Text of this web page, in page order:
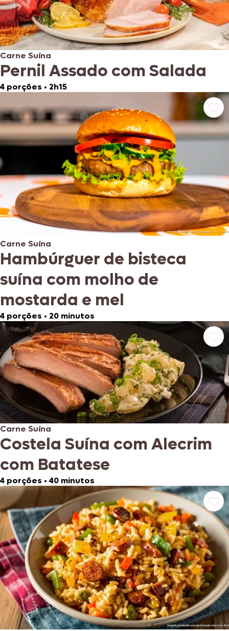
Carne Suína
Pernil Assado com Salada
4 porções • 2h15
Carne Suína
Hambúrguer de bisteca
suína com molho de
mostarda e mel
4 porções • 20 minutos
Carne Suína
Costela Suína com Alecrim
com Batatese
4 porções • 40 minutos